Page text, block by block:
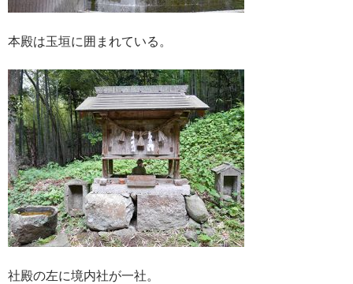
本殿は玉垣に囲まれている。
社殿の左に境内社が一社。